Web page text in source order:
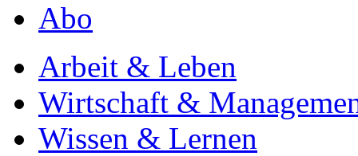
Abo
Arbeit & Leben
Wirtschaft &
Wissen & Lernen